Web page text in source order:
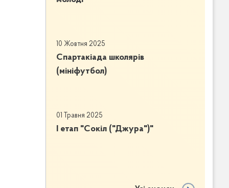
10 Жовтня 2025
Спартакіада школярів
(мініфутбол)
01 Травня 2025
І етап "Сокіл ("Джура")"